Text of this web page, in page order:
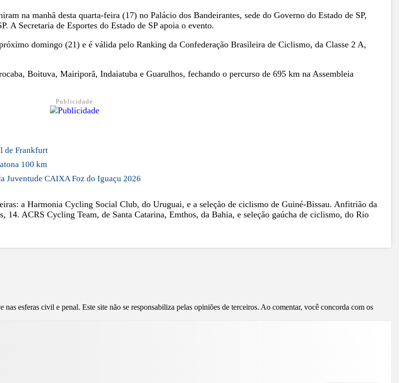
na manhã desta quarta-feira (17) no Palácio dos Bandeirantes, sede do Governo do Estado de SP,
A Secretaria de Esportes do Estado de SP apoia o evento.
domingo (21) e é válida pelo Ranking da Confederação Brasileira de Ciclismo, da Classe 2 A,
Boituva, Mairiporã, Indaiatuba e Guarulhos, fechando o percurso de 695 km na Assembleia
Publicidade
de Frankfurt
100 km
Juventude CAIXA Foz do Iguaçu 2026
a Harmonia Cycling Social Club, do Uruguai, e a seleção de ciclismo de Guiné-Bissau. Anfitrião da
14. ACRS Cycling Team, de Santa Catarina, Emthos, da Bahia, e seleção gaúcha de ciclismo, do Rio
esferas civil e penal. Este site não se responsabiliza pelas opiniões de terceiros. Ao comentar, você concorda com os